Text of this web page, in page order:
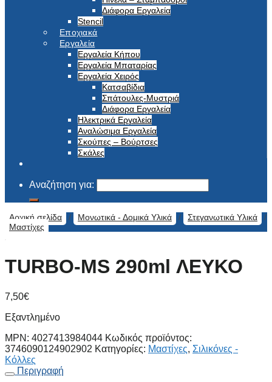
Διάφορα Εργαλεία
Stencil
Εποχιακά
Εργαλεία
Εργαλεία Κήπου
Εργαλεία Μπαταρίας
Εργαλεία Χειρός
Κατσαβίδια
Σπάτουλες-Μυστριά
Διάφορα Εργαλεία
Ηλεκτρικά Εργαλεία
Αναλώσιμα Εργαλεία
Σκούπες – Βούρτσες
Σκάλες
Αναζήτηση για:
Αρχική σελίδα / Μονωτικά - Δομικά Υλικά / Στεγανωτικά Υλικά
/
Μαστίχες
TURBO-MS 290ml ΛΕΥΚΟ
7,50€
Εξαντλημένο
MPN: 4027413984044 Κωδικός προϊόντος:
3746090124902902 Κατηγορίες: Μαστίχες, Σιλικόνες -
Κόλλες
Περιγραφή